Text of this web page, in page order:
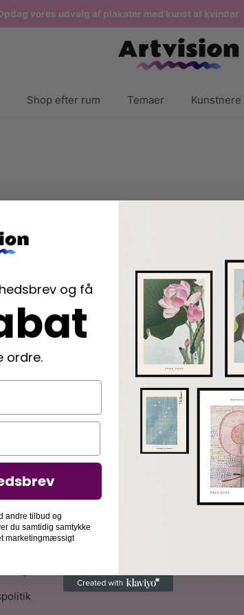
vores udvalg af plakater med kunst af kvinder
Shop efter rum Temaer Kunstnere
spørgsmål
og få
ordre.
andre tilbud og
du samtidig samtykke
marketingmæssigt